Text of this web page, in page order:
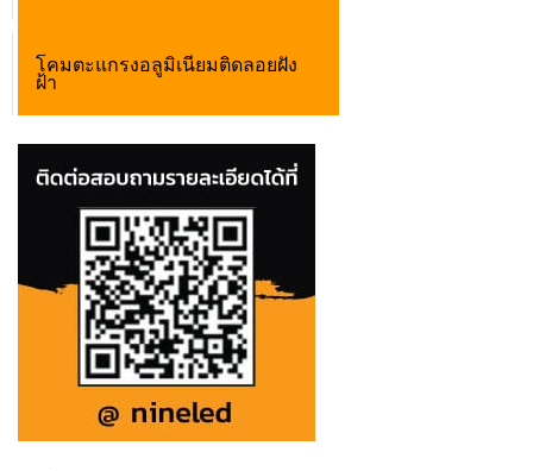
โคมตะแกรงอลูมิเนียมติดลอยฝัง
ฝ้า